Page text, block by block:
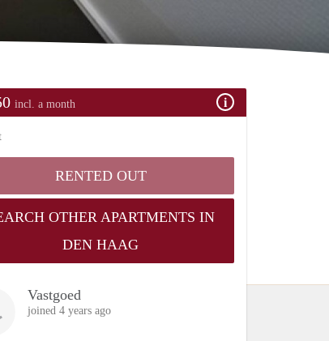
incl. a month
RENTED OUT
OTHER APARTMENTS IN
DEN HAAG
Vastgoed
joined 4 years ago